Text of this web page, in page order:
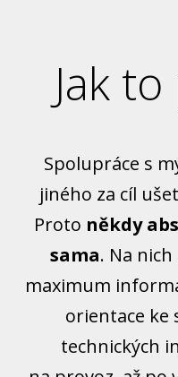
Jak
Spolupráce s
jiného za cíl
Proto někdy
sama. Na
maximum
orientace ke
technických